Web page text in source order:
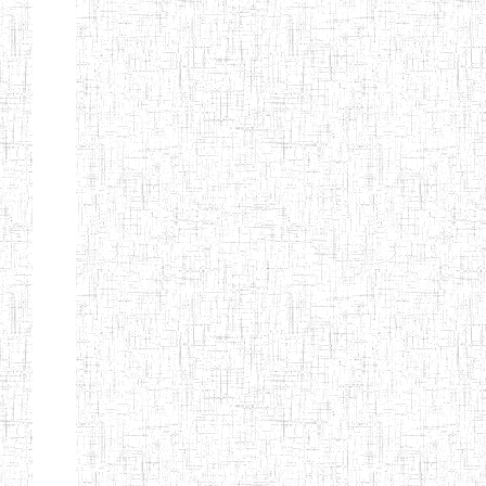
Etablissements
d'enseignement
secondaire
technique
et
professionnel
ESTP
Etablissements